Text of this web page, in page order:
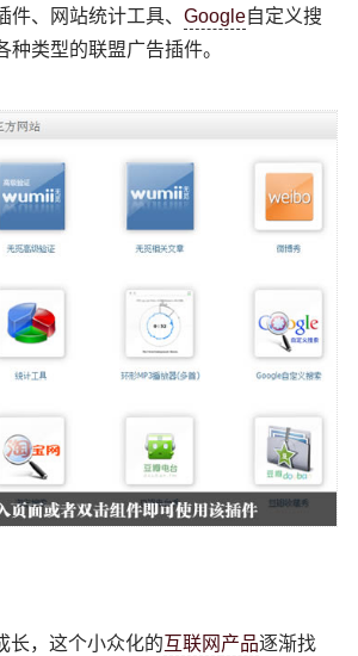
件、网站统计工具、Google自定义搜
种类型的联盟广告插件。
长，这个小众化的互联网 产品逐渐找